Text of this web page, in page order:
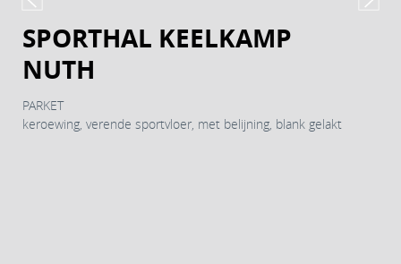
SPORTHAL KEELKAMP
NUTH
PARKET
keroewing, verende sportvloer, met belijning, blank gelakt